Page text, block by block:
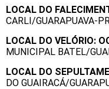
LOCAL DO
CARLI/GUARAPUAVA-
LOCAL DO VELÓRIO:
MUNICIPAL BATEL/
LOCAL DO
DO GUAIRACÁ/